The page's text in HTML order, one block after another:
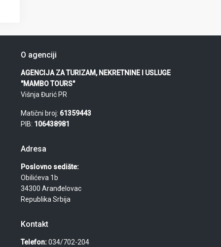
O agenciji
AGENCIJA ZA TURIZAM, NEKRETNINE I USLUGE
"MAMBO TOURS"
Višnja Đurić PR
Matični broj: 61359443
PIB: 106438981
Adresa
Poslovno sedište:
Obilićeva 1b
34300 Aranđelovac
Republika Srbija
Kontakt
Telefon:034/702-204